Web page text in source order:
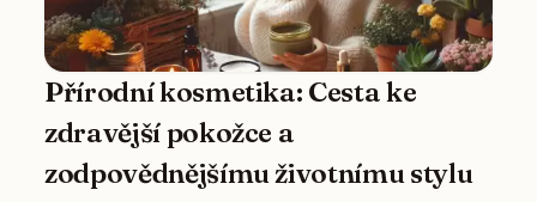
Přírodní kosmetika: Cesta ke
zdravější pokožce a
zodpovědnějšímu životnímu stylu